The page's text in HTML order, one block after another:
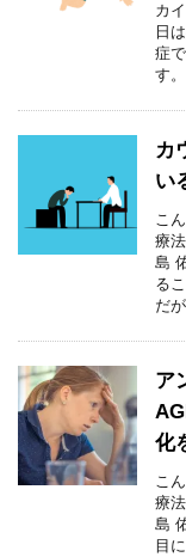
カ
日
症
す
カ
い
こ
療
島
る
だ
ア
化
こ
療
島
目